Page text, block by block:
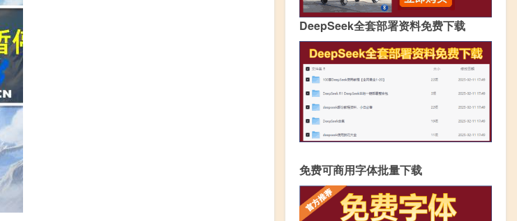
DeepSeek全套部署资料免费下载
免费可商用字体批量下载